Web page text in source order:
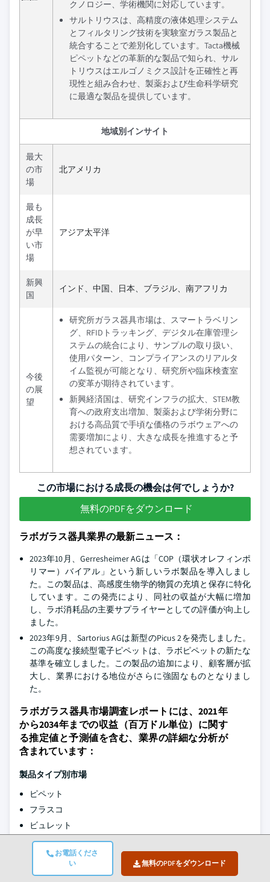
お電話くださ
い
無料のPDFをダウンロード
クノロジー、学術機関に対応しています。
サルトリウスは、高精度の液体処理システム
とフィルタリング技術を実験室ガラス製品と
統合することで差別化しています。Tacta機械
ピペットなどの革新的な製品で知られ、サル
トリウスはエルゴノミクス設計を正確性と再
現性と組み合わせ、製薬および生命科学研究
に最適な製品を提供しています。
地域別インサイト
最大
の市
場
北アメリカ
最も
成長
が早
い市
場
アジア太平洋
新興
国
インド、中国、日本、ブラジル、南アフリカ
今後
の展
望
研究所ガラス器具市場は、スマートラベリン
グ、RFIDトラッキング、デジタル在庫管理シ
ステムの統合により、サンプルの取り扱い、
使用パターン、コンプライアンスのリアルタ
イム監視が可能となり、研究所や臨床検査室
の変革が期待されています。
新興経済国は、研究インフラの拡大、STEM教
育への政府支出増加、製薬および学術分野に
おける高品質で手頃な価格のラボウェアへの
需要増加により、大きな成長を推進すると予
想されています。
この市場における成長の機会は何でしょうか?
無料のPDFをダウンロード
ラボガラス器具業界の最新ニュース：
2023年10月、Gerresheimer AGは「COP（環状オレフィンポ
リマー）バイアル」という新しいラボ製品を導入しまし
た。この製品は、高感度生物学的物質の充填と保存に特化
しています。この発売により、同社の収益が大幅に増加
し、ラボ消耗品の主要サプライヤーとしての評価が向上し
ました。
2023年9月、Sartorius AGは新型のPicus 2を発売しました。
この高度な接続型電子ピペットは、ラボピペットの新たな
基準を確立しました。この製品の追加により、顧客層が拡
大し、業界における地位がさらに強固なものとなりまし
た。
ラボガラス器具市場調査レポートには、2021年
から2034年までの収益（百万ドル単位）に関す
る推定値と予測値を含む、業界の詳細な分析が
含まれています：
製品タイプ別市場
ピペット
フラスコ
ビュレット
ビーカー
保存容器
ペトリ皿